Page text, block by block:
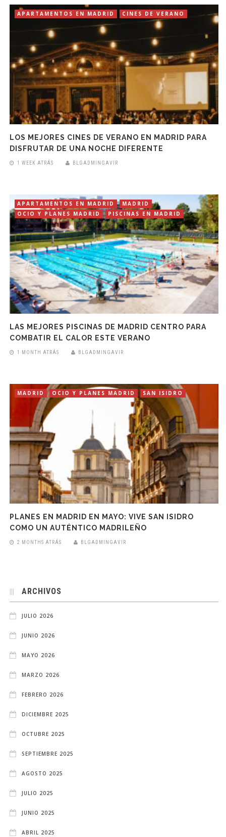
APARTAMENTOS EN MADRID CINES DE VERANO
LOS MEJORES CINES DE VERANO EN MADRID PARA
DISFRUTAR DE UNA NOCHE DIFERENTE
1 WEEK ATRÁS BLGADMINGAVIR
APARTAMENTOS EN MADRID
MADRID
OCIO Y PLANES MADRID
PISCINAS EN MADRID
LAS MEJORES PISCINAS DE MADRID CENTRO PARA
COMBATIR EL CALOR ESTE VERANO
1 MONTH ATRÁS BLGADMINGAVIR
MADRID OCIO Y PLANES MADRID SAN ISIDRO
PLANES EN MADRID EN MAYO: VIVE SAN ISIDRO
COMO UN AUTÉNTICO MADRILEÑO
2 MONTHS ATRÁS BLGADMINGAVIR
ARCHIVOS
JULIO 2026
JUNIO 2026
MAYO 2026
MARZO 2026
FEBRERO 2026
DICIEMBRE 2025
OCTUBRE 2025
SEPTIEMBRE 2025
AGOSTO 2025
JULIO 2025
JUNIO 2025
ABRIL 2025